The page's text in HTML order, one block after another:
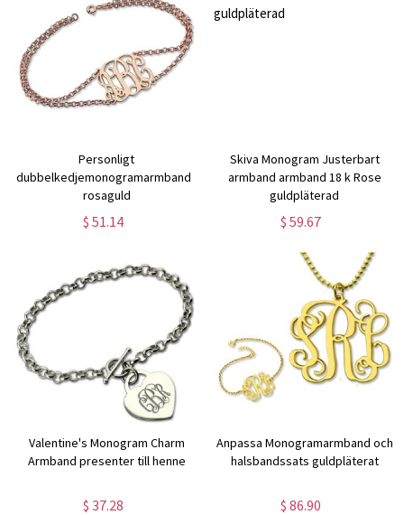
Personligt
dubbelkedjemonogramarmband i
rosaguld
$ 51.14
Skiva Monogram Justerbart
armband armband 18 k Rose
guldpläterad
$ 59.67
Valentine's Monogram Charm
Armband presenter till henne
$ 37.28
Anpassa Monogramarmband och
halsbandssats guldpläterat
$ 86.90